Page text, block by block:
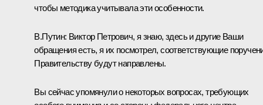
чтобы методика учитывала эти особенности.
В.Путин: Виктор Петрович, я знаю, здесь и другие Ваши
обращения есть, я их посмотрел, соответствующие
Правительству будут направлены.
Вы сейчас упомянули о некоторых вопросах, требующих